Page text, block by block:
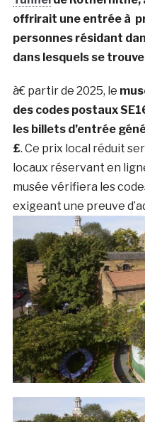
offrirait une entrée à
personnes résidant
dans lesquels se
à€ partir de 2025, le
des codes postaux
les billets d’entrée
£. Ce prix local réduit
locaux réservant en
musée vérifiera les
exigeant une preuve